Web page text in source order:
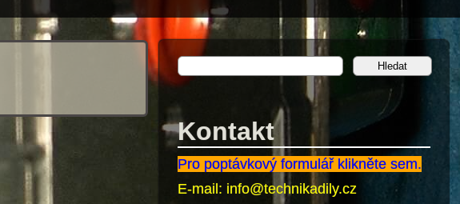
Kontakt
Pro poptávkový formulář klikněte sem.
E-mail: info@technikadily.cz